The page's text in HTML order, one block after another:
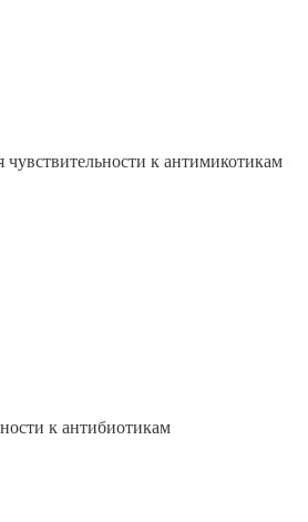
к антимикотикам
к антибиотикам